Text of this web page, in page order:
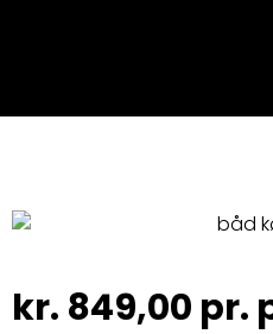
kr. 849,00 pr.